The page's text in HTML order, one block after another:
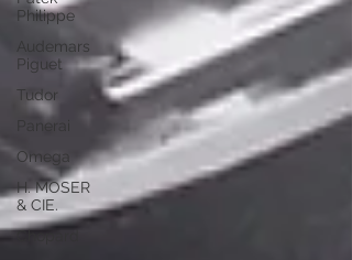
Philippe
Audemars
Piguet
Tudor
Panerai
Omega
H. MOSER
& CIE.
Chopard